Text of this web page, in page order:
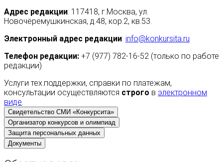
Адрес редакции: 117418, г.Москва, ул.
Новочёремушкинская, д.48, кор.2, кв.53.
Электронный адрес редакции: info@konkursita.ru
Телефон редакции: +7 (977) 782-16-52 (только по работе
редакции)
Услуги тех.поддержки, справки по платежам,
консультации осуществляются строго в электронном
виде.
Свидетельство СМИ «Конкурсита»
Организатор конкурсов и олимпиад
Защита персональных данных
Документы